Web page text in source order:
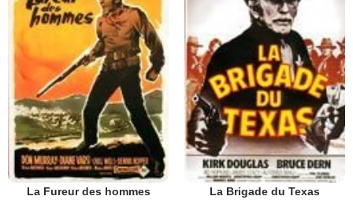
La Fureur des hommes La Brigade du Texas